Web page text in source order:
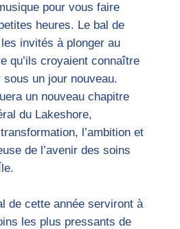
pour vous faire
heures. Le bal de
invités à plonger au
qu’ils croyaient connaître
un jour nouveau.
un nouveau chapitre
du Lakeshore,
l’ambition et
de l’avenir des soins
de cette année serviront à
les plus pressants de